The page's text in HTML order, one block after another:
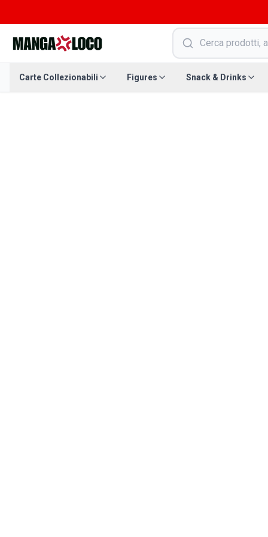
Carte Collezionabili Figures Snack & Drinks